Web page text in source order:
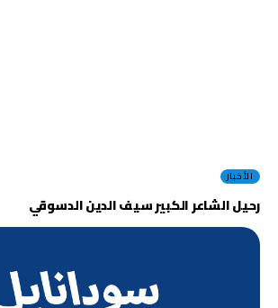
الأخبار
رحيل الشاعر الكبير سيف الدين الدسوقي